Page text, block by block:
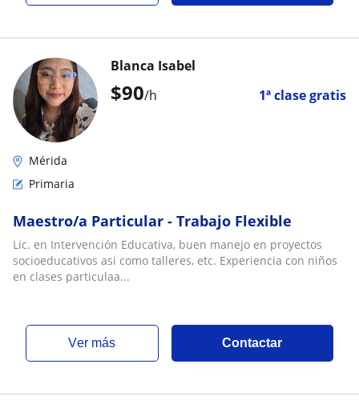
$90/h 1ª clase gratis
Blanca Isabel
Mérida
Primaria
Maestro/a Particular - Trabajo Flexible
Lic. en Intervención Educativa, buen manejo en proyectos
socioeducativos asi como talleres, etc. Experiencia con niños
en clases particulaa...
ver más Contactar